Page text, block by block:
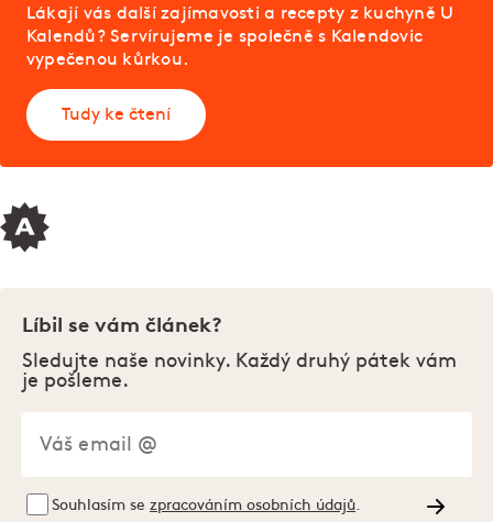
Lákají vás další zajímavosti a recepty z kuchyně U
Kalendů? Servírujeme je společně s Kalendovic
vypečenou kůrkou.
Tudy ke čtení
Líbil se vám článek?
Sledujte naše novinky. Každý druhý pátek vám
je pošleme.
Souhlasím se zpracováním osobních údajů